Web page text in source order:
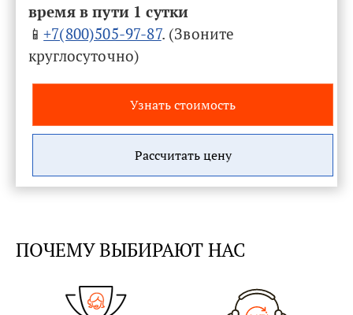
время в пути 1 сутки
📱+7(800)505-97-87. (Звоните
круглосуточно)
Узнать стоимость
Рассчитать цену
ПОЧЕМУ ВЫБИРАЮТ НАС